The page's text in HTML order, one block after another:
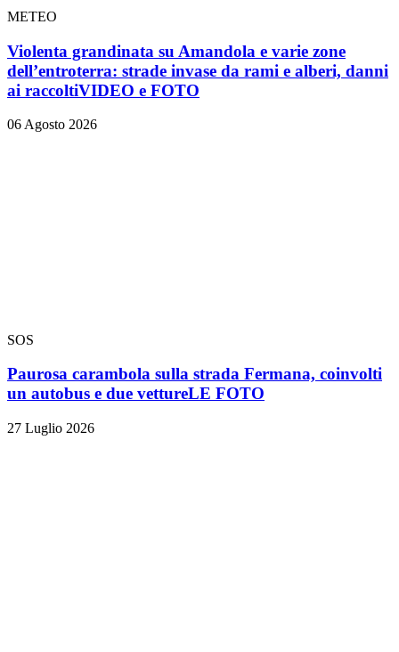
METEO
Violenta grandinata su Amandola e varie zone
dell’entroterra: strade invase da rami e alberi, danni
ai raccoltiVIDEO e FOTO
06 Agosto 2026
SOS
Paurosa carambola sulla strada Fermana, coinvolti
un autobus e due vettureLE FOTO
27 Luglio 2026